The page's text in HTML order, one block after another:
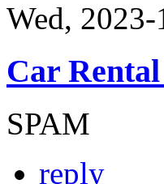
Wed,
Car
SPAM
reply